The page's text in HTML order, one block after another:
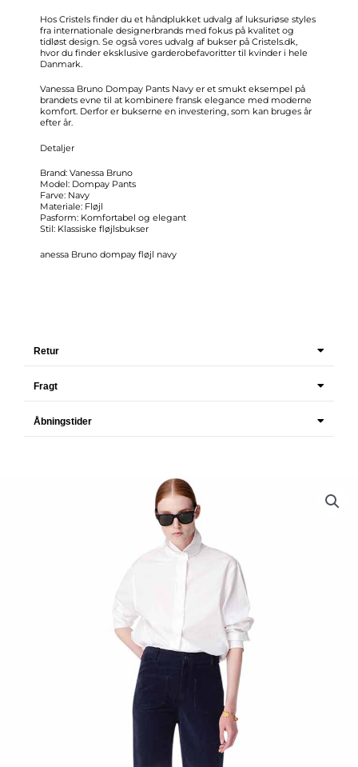
Hos Cristels finder du et håndplukket udvalg af luksuriøse styles
fra internationale designerbrands med fokus på kvalitet og
tidløst design. Se også vores udvalg af bukser på Cristels.dk,
hvor du finder eksklusive garderobefavoritter til kvinder i hele
Danmark.
Vanessa Bruno Dompay Pants Navy er et smukt eksempel på
brandets evne til at kombinere fransk elegance med moderne
komfort. Derfor er bukserne en investering, som kan bruges år
efter år.
Detaljer
Brand: Vanessa Bruno
Model: Dompay Pants
Farve: Navy
Materiale: Fløjl
Pasform: Komfortabel og elegant
Stil: Klassiske fløjlsbukser
anessa Bruno dompay fløjl navy
Retur
Fragt
Åbningstider